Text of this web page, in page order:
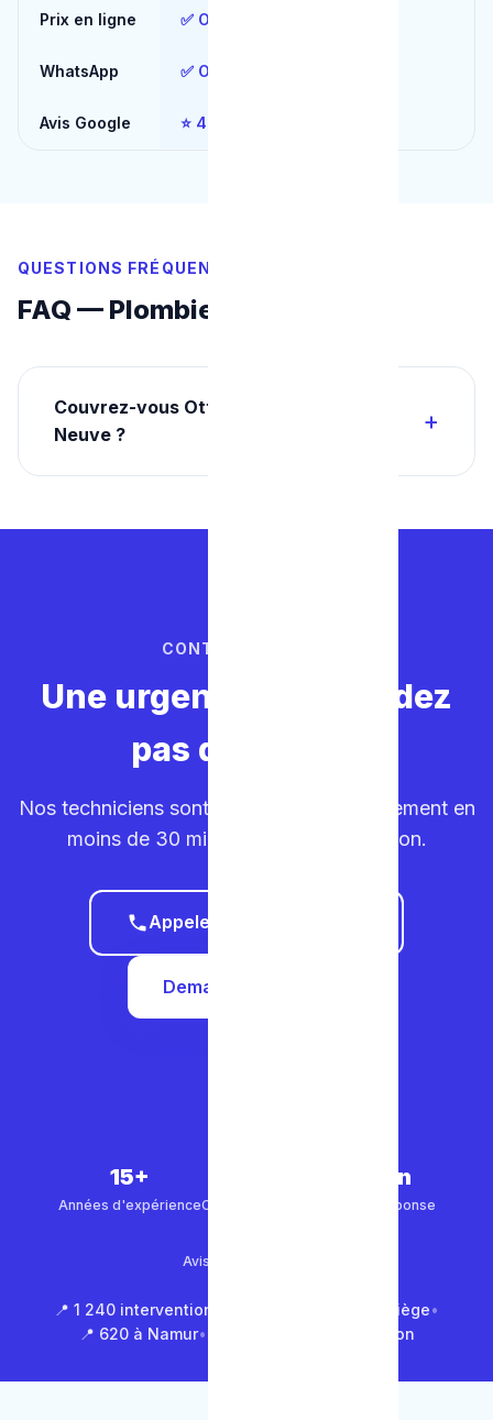
Prix en ligne ✅ Oui
WhatsApp ✅ Oui
Avis Google ⭐ 4.9/5
QUESTIONS FRÉQUENTES
FAQ — Plombier Wavre
Couvrez-vous Ottignies-Louvain-la-
Neuve ?
CONTACTEZ-NOUS
Une urgence ? Ne perdez
pas de temps.
Nos techniciens sont sur la route. Déplacement en
moins de 30 minutes dans votre région.
Appeler le 0465 68 51 58
Demander un devis
15+
Années d'expérienceClients satisfaits
30 min
Temps de réponse
Avis Google (500+)
📍 1 240 interventions à Bruxelles 📍 850 à Liège•
📍 620 à Namur• 📍 1 430 en Brabant Wallon